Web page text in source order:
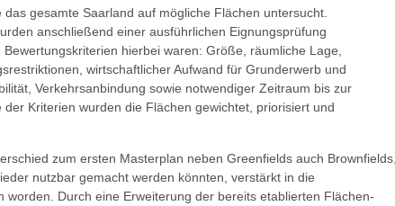
gesamte Saarland auf mögliche Flächen untersucht.
anschließend einer ausführlichen Eignungsprüfung
hierbei waren: Größe, räumliche Lage,
wirtschaftlicher Aufwand für Grunderwerb und
Verkehrsanbindung sowie notwendiger Zeitraum bis zur
der Kriterien wurden die Flächen gewichtet, priorisiert und
zum ersten Masterplan neben Greenfields auch Brownfields,
nutzbar gemacht werden könnten, verstärkt in die
worden. Durch eine Erweiterung der bereits etablierten Flächen-